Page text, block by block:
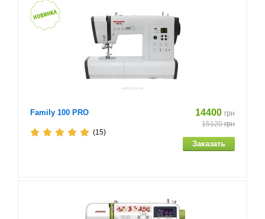
Family 100 PRO 14400 грн
15120грн
(15)